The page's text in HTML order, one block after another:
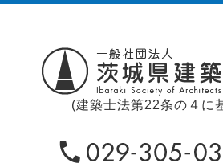
(建築士法第22条の４に